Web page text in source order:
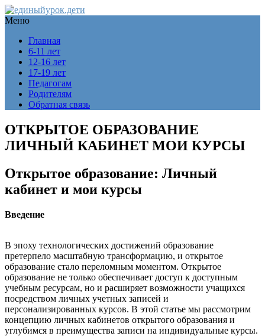
Меню
Главная
6-11 лет
12-16 лет
17-19 лет
Педагогам
Родителям
Обратная связь
ОТКРЫТОЕ ОБРАЗОВАНИЕ
ЛИЧНЫЙ КАБИНЕТ МОИ КУРСЫ
Открытое образование: Личный
кабинет и мои курсы
Введение
В эпоху технологических достижений образование
претерпело масштабную трансформацию, и открытое
образование стало переломным моментом. Открытое
образование не только обеспечивает доступ к доступным
учебным ресурсам, но и расширяет возможности учащихся
посредством личных учетных записей и
персонализированных курсов. В этой статье мы рассмотрим
концепцию личных кабинетов открытого образования и
углубимся в преимущества записи на индивидуальные курсы.